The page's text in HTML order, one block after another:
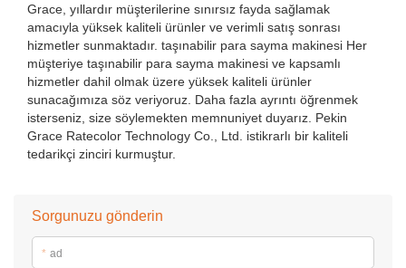
Grace, yıllardır müşterilerine sınırsız fayda sağlamak
amacıyla yüksek kaliteli ürünler ve verimli satış sonrası
hizmetler sunmaktadır. taşınabilir para sayma makinesi Her
müşteriye taşınabilir para sayma makinesi ve kapsamlı
hizmetler dahil olmak üzere yüksek kaliteli ürünler
sunacağımıza söz veriyoruz. Daha fazla ayrıntı öğrenmek
isterseniz, size söylemekten memnuniyet duyarız. Pekin
Grace Ratecolor Technology Co., Ltd. istikrarlı bir kaliteli
tedarikçi zinciri kurmuştur.
Sorgunuzu gönderin
* ad